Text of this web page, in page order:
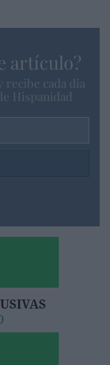
artículo?
cada dia
Hispanidad